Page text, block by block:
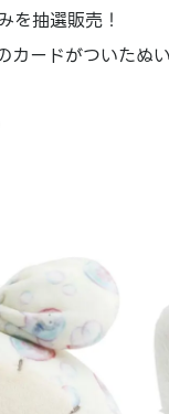
を抽選販売！
カードがついたぬ